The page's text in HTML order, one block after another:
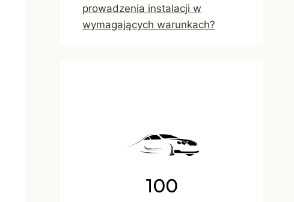
prowadzenia instalacji w
wymagających warunkach?